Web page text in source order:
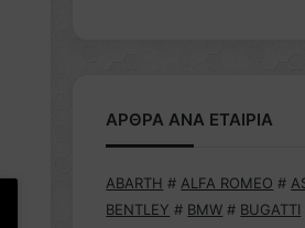
ΑΡΘΡΑ ΑΝΑ ΕΤΑΙΡΙΑ
ABARTH # ALFA ROMEO #
BENTLEY # BMW # BUGATTI